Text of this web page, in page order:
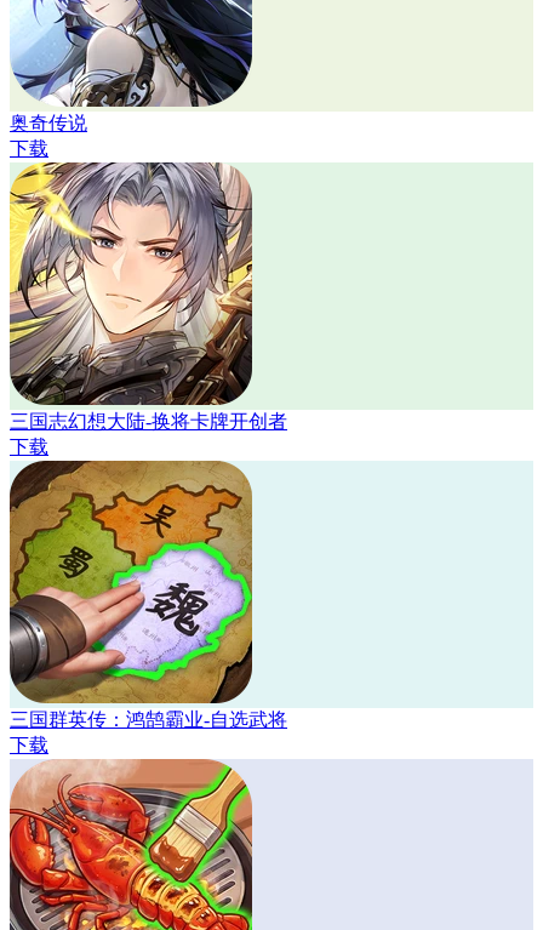
奥奇传说
下载
三国志幻想大陆-换将卡牌开创者
下载
三国群英传：鸿鹄霸业-自选武将
下载